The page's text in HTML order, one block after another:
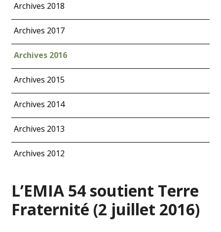
Archives 2018
Archives 2017
Archives 2016
Archives 2015
Archives 2014
Archives 2013
Archives 2012
L’EMIA 54 soutient Terre
Fraternité (2 juillet 2016)